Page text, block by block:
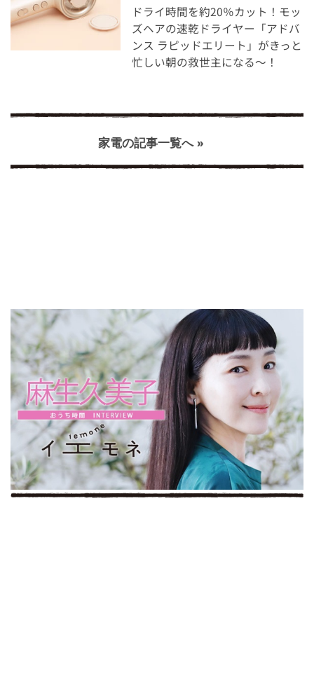
ドライ時間を約20％カット！モッ
ズヘアの速乾ドライヤー「アドバ
ンス ラピッドエリート」がきっと
忙しい朝の救世主になる～！
家電の記事一覧へ »